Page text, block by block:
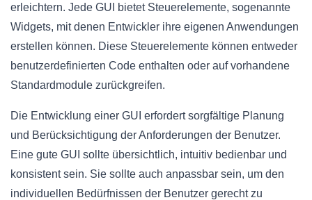
erleichtern. Jede GUI bietet Steuerelemente, sogenannte
Widgets, mit denen Entwickler ihre eigenen Anwendungen
erstellen können. Diese Steuerelemente können entweder
benutzerdefinierten Code enthalten oder auf vorhandene
Standardmodule zurückgreifen.
Die Entwicklung einer GUI erfordert sorgfältige Planung
und Berücksichtigung der Anforderungen der Benutzer.
Eine gute GUI sollte übersichtlich, intuitiv bedienbar und
konsistent sein. Sie sollte auch anpassbar sein, um den
individuellen Bedürfnissen der Benutzer gerecht zu